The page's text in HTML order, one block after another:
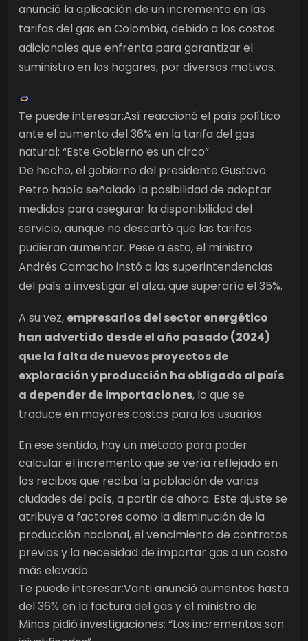
anunció la aplicación de un incremento en las
tarifas del gas en Colombia, debido a los costos
adicionales que enfrenta para garantizar el
suministro en los hogares, por diversos motivos.
Te puede interesar:Así reaccionó el país político
ante el aumento del 36% en la tarifa del gas
natural: “Este Gobierno es un circo”
De hecho, el gobierno del presidente Gustavo
Petro había señalado la posibilidad de adoptar
medidas para asegurar la disponibilidad del
servicio, aunque no descartó que las tarifas
pudieran aumentar. Pese a esto, el ministro
Andrés Camacho instó a las superintendencias
del país a investigar el alza, que superaría el 35%.
A su vez, empresarios del sector energético
han advertido desde el año pasado (2024)
que la falta de nuevos proyectos de
exploración y producción ha obligado al país
a depender de importaciones, lo que se
traduce en mayores costos para los usuarios.
En ese sentido, hay un método para poder
calcular el incremento que se vería reflejado en
los recibos que reciba la población de varias
ciudades del país, a partir de ahora. Este ajuste se
atribuye a factores como la disminución de la
producción nacional, el vencimiento de contratos
previos y la necesidad de importar gas a un costo
más elevado.
Te puede interesar:Vanti anunció aumentos hasta
del 36% en la factura del gas y el ministro de
Minas pidió investigaciones: “Los incrementos son